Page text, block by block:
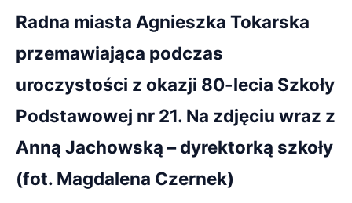
Radna miasta Agnieszka Tokarska
przemawiająca podczas
uroczystości z okazji 80-lecia Szkoły
Podstawowej nr 21. Na zdjęciu wraz z
Anną Jachowską – dyrektorką szkoły
(fot. Magdalena Czernek)